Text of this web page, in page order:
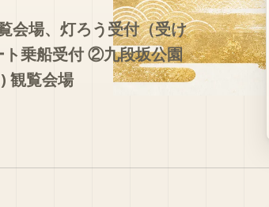
会場、灯ろう受付（受け
ト乗船受付 ②九段坂公園
観覧会場